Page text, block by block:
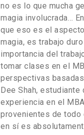
no es lo que mucha
magia involucrada…
que eso es el
magia, es trabajo
importancia del
tomar clases en el
perspectivas
Dee Shah,
experiencia en el
provenientes de todo
en sí es